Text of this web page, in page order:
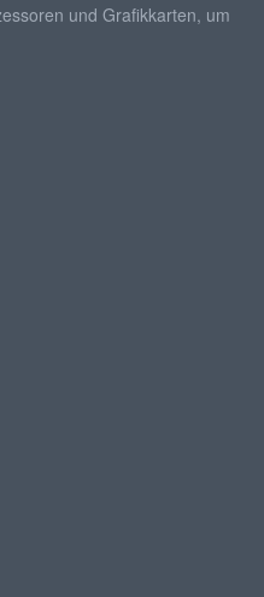
und Grafikkarten, um